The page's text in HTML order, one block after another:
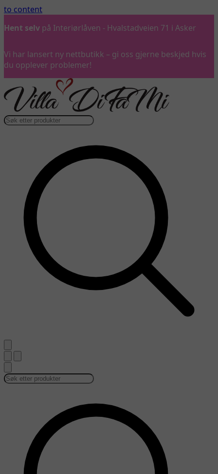
to content
Hent selv på Interiørlåven - Hvalstadveien 71 i Asker
Vi har lansert ny nettbutikk – gi oss gjerne beskjed hvis
du opplever problemer!